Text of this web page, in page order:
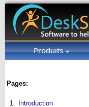
Produits
Pages:
1.
Introduction